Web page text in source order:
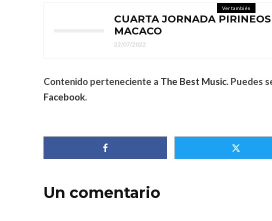
Ver también
CUARTA JORNADA
MACACO
22/07/2022
Contenido perteneciente a The Best Music. Puedes
Facebook.
Un comentario